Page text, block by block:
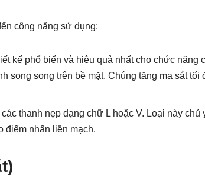
công năng sử dụng:
kế phổ biến và hiệu quả nhất cho chức năng
song song trên bề mặt. Chúng tăng ma sát tối
thanh nẹp dạng chữ L hoặc V. Loại này chủ
điểm nhấn liền mạch.